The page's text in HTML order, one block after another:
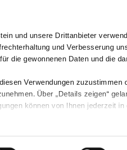
und unsere Drittanbieter
und Verbesserung
die gewonnenen Daten und die
Verwendungen zuzustimmen
Über „Details zeigen“
können von Ihnen jederzeit in
Öko Forst